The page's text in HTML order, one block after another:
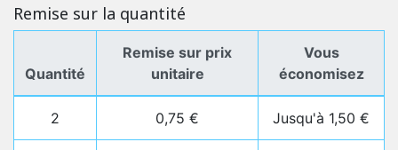
Remise sur la quantité
Quantité
Remise sur prix
unitaire
Vous
économisez
2 0,75 € Jusqu'à 1,50 €